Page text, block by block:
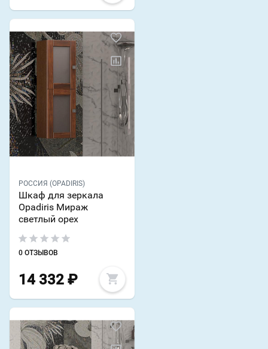
РОССИЯ (OPADIRIS)
Шкаф для зеркала
Opadiris Мираж
светлый орех
0 ОТЗЫВОВ
14 332 ₽